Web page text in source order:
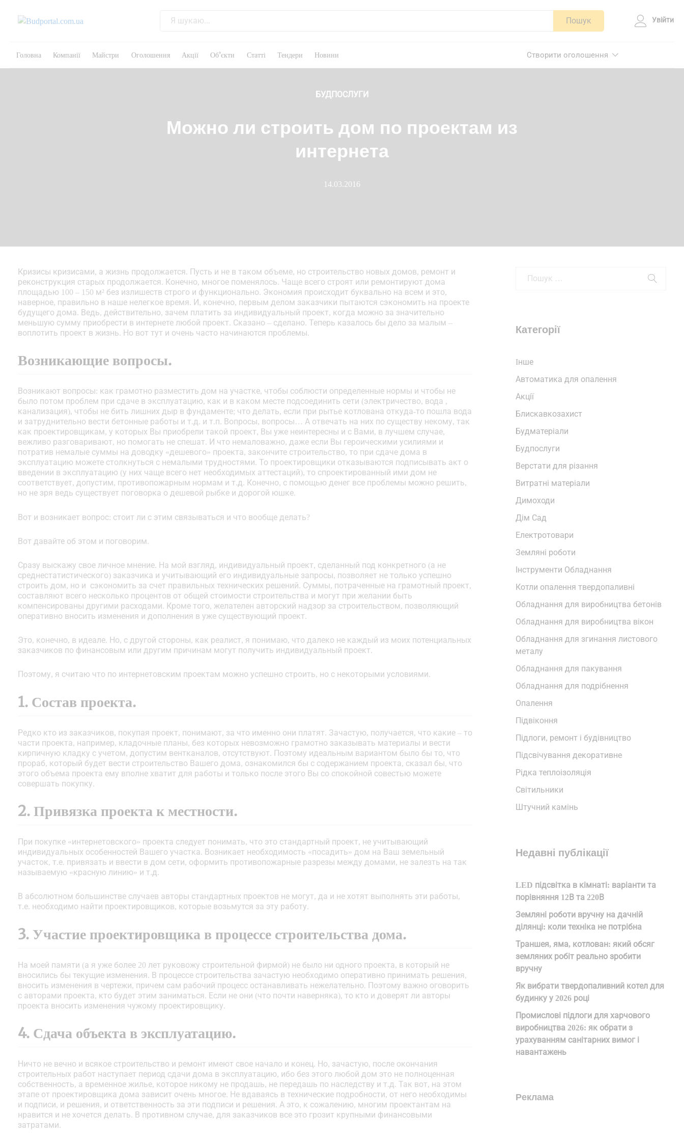
Пошук Увійти
Створити оголошення
Головна Компанії Майстри Оголошення Акції Об’єкти Статті Тендери Новини
БУДПОСЛУГИ
Можно ли строить дом по проектам из
интернета
14.03.2016
Кризисы кризисами, а жизнь продолжается. Пусть и не в таком объеме, но строительство новых домов, ремонт и
реконструкция старых продолжается. Конечно, многое поменялось. Чаще всего строят или ремонтируют дома
площадью 100 – 150 м² без излишеств строго и функционально. Экономия происходит буквально на всем и это,
наверное, правильно в наше нелегкое время. И, конечно, первым делом заказчики пытаются сэкономить на проекте
будущего дома. Ведь, действительно, зачем платить за индивидуальный проект, когда можно за значительно
меньшую сумму приобрести в интернете любой проект. Сказано – сделано. Теперь казалось бы дело за малым –
воплотить проект в жизнь. Но вот тут и очень часто начинаются проблемы.
Возникающие вопросы.
Возникают вопросы: как грамотно разместить дом на участке, чтобы соблюсти определенные нормы и чтобы не
было потом проблем при сдаче в эксплуатацию, как и в каком месте подсоединить сети (электричество, вода ,
канализация), чтобы не бить лишних дыр в фундаменте; что делать, если при рытье котлована откуда-то пошла вода
и затруднительно вести бетонные работы и т.д. и т.п. Вопросы, вопросы… А отвечать на них по существу некому, так
как проектировщикам, у которых Вы приобрели такой проект, Вы уже неинтересны и с Вами, в лучшем случае,
вежливо разговаривают, но помогать не спешат. И что немаловажно, даже если Вы героическими усилиями и
потратив немалые суммы на доводку «дешевого» проекта, закончите строительство, то при сдаче дома в
эксплуатацию можете столкнуться с немалыми трудностями. То проектировщики отказываются подписывать акт о
введении в эксплуатацию (у них чаще всего нет необходимых аттестаций), то спроектированный ими дом не
соответствует, допустим, противопожарным нормам и т.д. Конечно, с помощью денег все проблемы можно решить,
но не зря ведь существует поговорка о дешевой рыбке и дорогой юшке.
Вот и возникает вопрос: стоит ли с этим связываться и что вообще делать?
Вот давайте об этом и поговорим.
Сразу выскажу свое личное мнение. На мой взгляд, индивидуальный проект, сделанный под конкретного (а не
среднестатистического) заказчика и учитывающий его индивидуальные запросы, позволяет не только успешно
строить дом, но и сэкономить за счет правильных технических решений. Суммы, потраченные на грамотный проект,
составляют всего несколько процентов от общей стоимости строительства и могут при желании быть
компенсированы другими расходами. Кроме того, желателен авторский надзор за строительством, позволяющий
оперативно вносить изменения и дополнения в уже существующий проект.
Это, конечно, в идеале. Но, с другой стороны, как реалист, я понимаю, что далеко не каждый из моих потенциальных
заказчиков по финансовым или другим причинам могут получить индивидуальный проект.
Поэтому, я считаю что по интернетовским проектам можно успешно строить, но с некоторыми условиями.
1. Состав проекта.
Редко кто из заказчиков, покупая проект, понимают, за что именно они платят. Зачастую, получается, что какие – то
части проекта, например, кладочные планы, без которых невозможно грамотно заказывать материалы и вести
кирпичную кладку с учетом, допустим вентканалов, отсутствуют. Поэтому идеальным вариантом было бы то, что
прораб, который будет вести строительство Вашего дома, ознакомился бы с содержанием проекта, сказал бы, что
этого объема проекта ему вполне хватит для работы и только после этого Вы со спокойной совестью можете
совершать покупку.
2. Привязка проекта к местности.
При покупке «интернетовского» проекта следует понимать, что это стандартный проект, не учитывающий
индивидуальных особенностей Вашего участка. Возникает необходимость «посадить» дом на Ваш земельный
участок, т.е. привязать и ввести в дом сети, оформить противопожарные разрезы между домами, не залезть на так
называемую «красную линию» и т.д.
В абсолютном большинстве случаев авторы стандартных проектов не могут, да и не хотят выполнять эти работы,
т.е. необходимо найти проектировщиков, которые возьмутся за эту работу.
3. Участие проектировщика в процессе строительства дома.
На моей памяти (а я уже более 20 лет руковожу строительной фирмой) не было ни одного проекта, в который не
вносились бы текущие изменения. В процессе строительства зачастую необходимо оперативно принимать решения,
вносить изменения в чертежи, причем сам рабочий процесс останавливать нежелательно. Поэтому важно оговорить
с авторами проекта, кто будет этим заниматься. Если не они (что почти наверняка), то кто и доверят ли авторы
проекта вносить изменения чужому проектировщику.
4. Сдача объекта в эксплуатацию.
Ничто не вечно и всякое строительство и ремонт имеют свое начало и конец. Но, зачастую, после окончания
строительных работ наступает период сдачи дома в эксплуатацию, ибо без этого любой дом это не полноценная
собственность, а временное жилье, которое никому не продашь, не передашь по наследству и т.д. Так вот, на этом
этапе от проектировщика дома зависит очень многое. Не вдаваясь в технические подробности, от него необходимы
и подписи, и решения, и ответственность за эти подписи и решения. А это, к сожалению, многим проектантам на
нравится и не хочется делать. В противном случае, для заказчиков все это грозит крупными финансовыми
затратами.
Категорії
Iнше
Автоматика для опалення
Акції
Блискавкозахист
Будматеріали
Будпослуги
Верстати для різання
Витратні матеріали
Димоходи
Дім Сад
Електротовари
Земляні роботи
Інструменти Обладнання
Котли опалення твердопаливні
Обладнання для виробництва бетонів
Обладнання для виробництва вікон
Обладнання для згинання листового
металу
Обладнання для пакування
Обладнання для подрібнення
Опалення
Підвіконня
Підлоги, ремонт і будівництво
Підсвічування декоративне
Рідка теплоізоляція
Світильники
Штучний камінь
Недавні публікації
LED підсвітка в кімнаті: варіанти та
порівняння 12В та 220В
Земляні роботи вручну на дачній
ділянці: коли техніка не потрібна
Траншея, яма, котлован: який обсяг
земляних робіт реально зробити
вручну
Як вибрати твердопаливний котел для
будинку у 2026 році
Промислові підлоги для харчового
виробництва 2026: як обрати з
урахуванням санітарних вимог і
навантажень
Реклама